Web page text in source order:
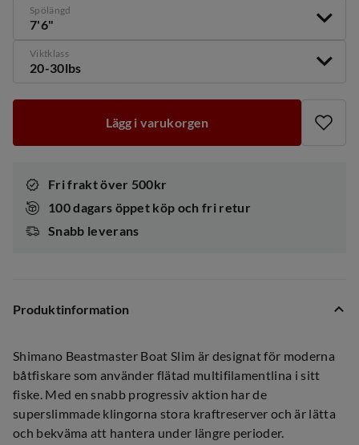
Spölängd
7'6"
Viktklass
20-30lbs
Lägg i varukorgen
Fri frakt över 500kr
100 dagars öppet köp och fri retur
Snabb leverans
Produktinformation
Shimano Beastmaster Boat Slim är designat för moderna
båtfiskare som använder flätad multifilamentlina i sitt
fiske. Med en snabb progressiv aktion har de
superslimmade klingorna stora kraftreserver och är lätta
och bekväma att hantera under längre perioder.